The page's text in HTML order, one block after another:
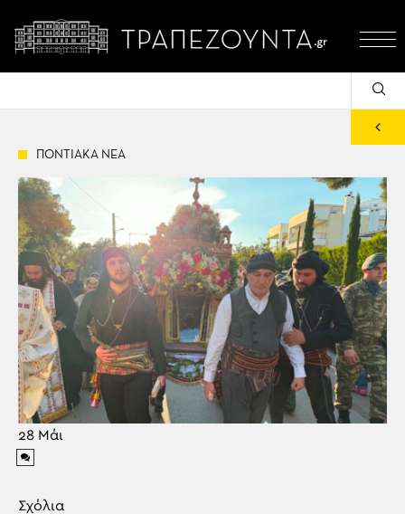
ΠΟΝΤΙΑΚΑ ΝΕΑ
28 Μάι
Σχόλια